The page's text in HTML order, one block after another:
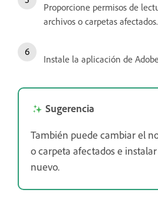
Proporcione permisos de
archivos o carpetas afectados.
Instale la aplicación de
Sugerencia
También puede cambiar el
o carpeta afectados e
nuevo.